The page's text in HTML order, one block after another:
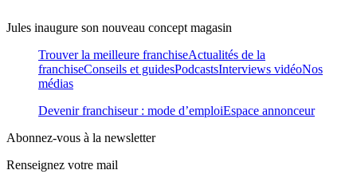
Jules inaugure son nouveau concept magasin
Trouver la meilleure franchiseActualités de la
franchiseConseils et guidesPodcastsInterviews vidéoNos
médias
Devenir franchiseur : mode d’emploiEspace annonceur
Abonnez-vous à la newsletter
Renseignez votre mail